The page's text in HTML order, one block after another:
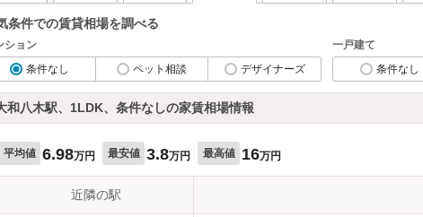
条件での賃貸相場を調べる
ション
条件なし
ペット相談 デザイナーズ
一戸建て
条件なし
和八木駅、1LDK、条件なしの家賃相場情報
平均値 6.98万円 最安値 3.8万円 最高値 16万円
近隣の駅